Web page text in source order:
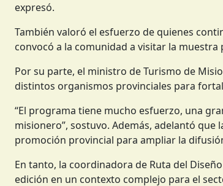
expresó.
También valoró el esfuerzo de quienes
convocó a la comunidad a visitar la
Por su parte, el ministro de Turismo de
distintos organismos provinciales para
“El programa tiene mucho esfuerzo, una
misionero”, sostuvo. Además, adelantó
promoción provincial para ampliar la
En tanto, la coordinadora de Ruta del
edición en un contexto complejo para el